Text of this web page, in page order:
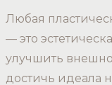
Любая
— это
улучшить
достичь идеала